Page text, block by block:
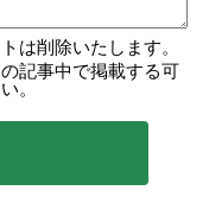
は削除いたします。
記事中で掲載する可
。